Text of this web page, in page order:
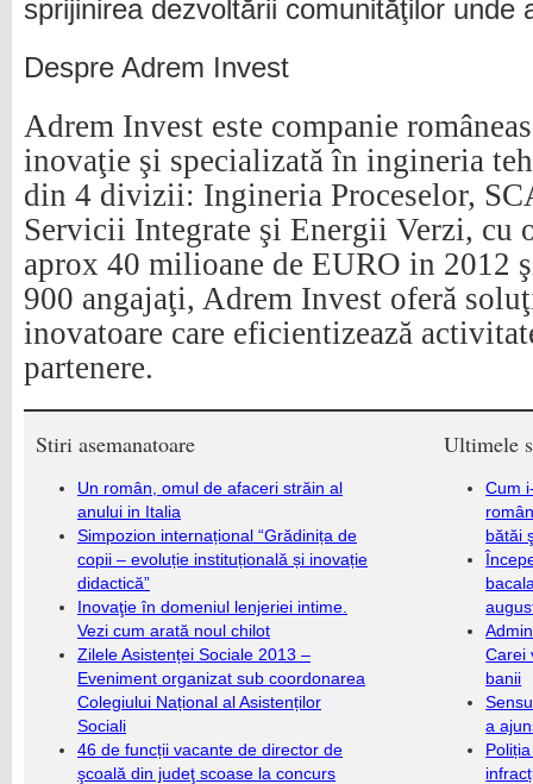
sprijinirea dezvoltării comunităţilor unde
Despre Adrem Invest
Adrem Invest este companie
inovaţie şi specializată în ingineria
din 4 divizii: Ingineria Proceselor,
Servicii Integrate şi Energii Verzi, cu
aprox 40 milioane de EURO in 2012
900 angajaţi, Adrem Invest oferă
inovatoare care eficientizează
partenere.
Stiri asemanatoare
Un român, omul de afaceri străin al
anului in Italia
Simpozion internațional “Grădinița de
copii – evoluție instituțională și inovație
didactică”
Inovaţie în domeniul lenjeriei intime.
Vezi cum arată noul chilot
Zilele Asistenței Sociale 2013 –
Eveniment organizat sub coordonarea
Colegiului Național al Asistenților
Sociali
46 de funcții vacante de director de
şcoală din judeţ scoase la concurs
Ultimele
Cum
bătăi
Carei
banii
a